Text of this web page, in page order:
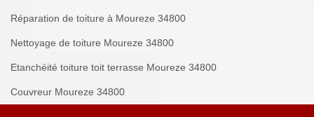
Réparation de toiture à Moureze 34800
Nettoyage de toiture Moureze 34800
Etanchéité toiture toit terrasse Moureze 34800
Couvreur Moureze 34800